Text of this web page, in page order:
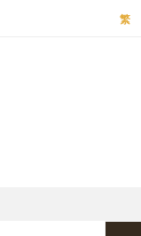
繁